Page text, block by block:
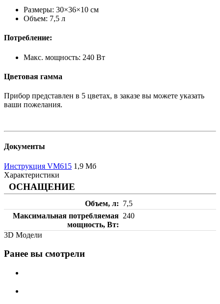
Размеры: 30×36×10 см
Объем: 7,5 л
Потребление:
Макс. мощность: 240 Вт
Цветовая гамма
Прибор представлен в 5 цветах, в заказе вы можете указать
ваши пожелания.
Документы
Инструкция VM615 1,9 Мб
Характеристики
ОСНАЩЕНИЕ
Объем, л
7,5
Максимальная потребляемая
мощность, Вт
240
3D Модели
Ранее вы смотрели